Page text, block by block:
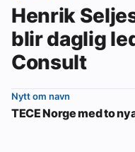
Henrik
blir daglig
Consult
Nytt om navn
TECE Norge med to